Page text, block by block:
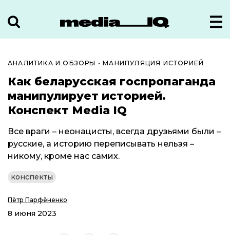
АНАЛИТИКА И ОБЗОРЫ •МАНИПУЛЯЦИЯ ИСТОРИЕЙ
Как беларусская госпропаганда
манипулирует историей.
Конспект Media IQ
Все враги – неонацисты, всегда друзьями были –
русские, а историю переписывать нельзя –
никому, кроме нас самих.
конспекты
Пётр Парфёненко
8 июня 2023